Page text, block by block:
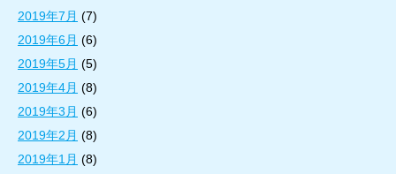
2019年7月 (7)
2019年6月 (6)
2019年5月 (5)
2019年4月 (8)
2019年3月 (6)
2019年2月 (8)
2019年1月 (8)